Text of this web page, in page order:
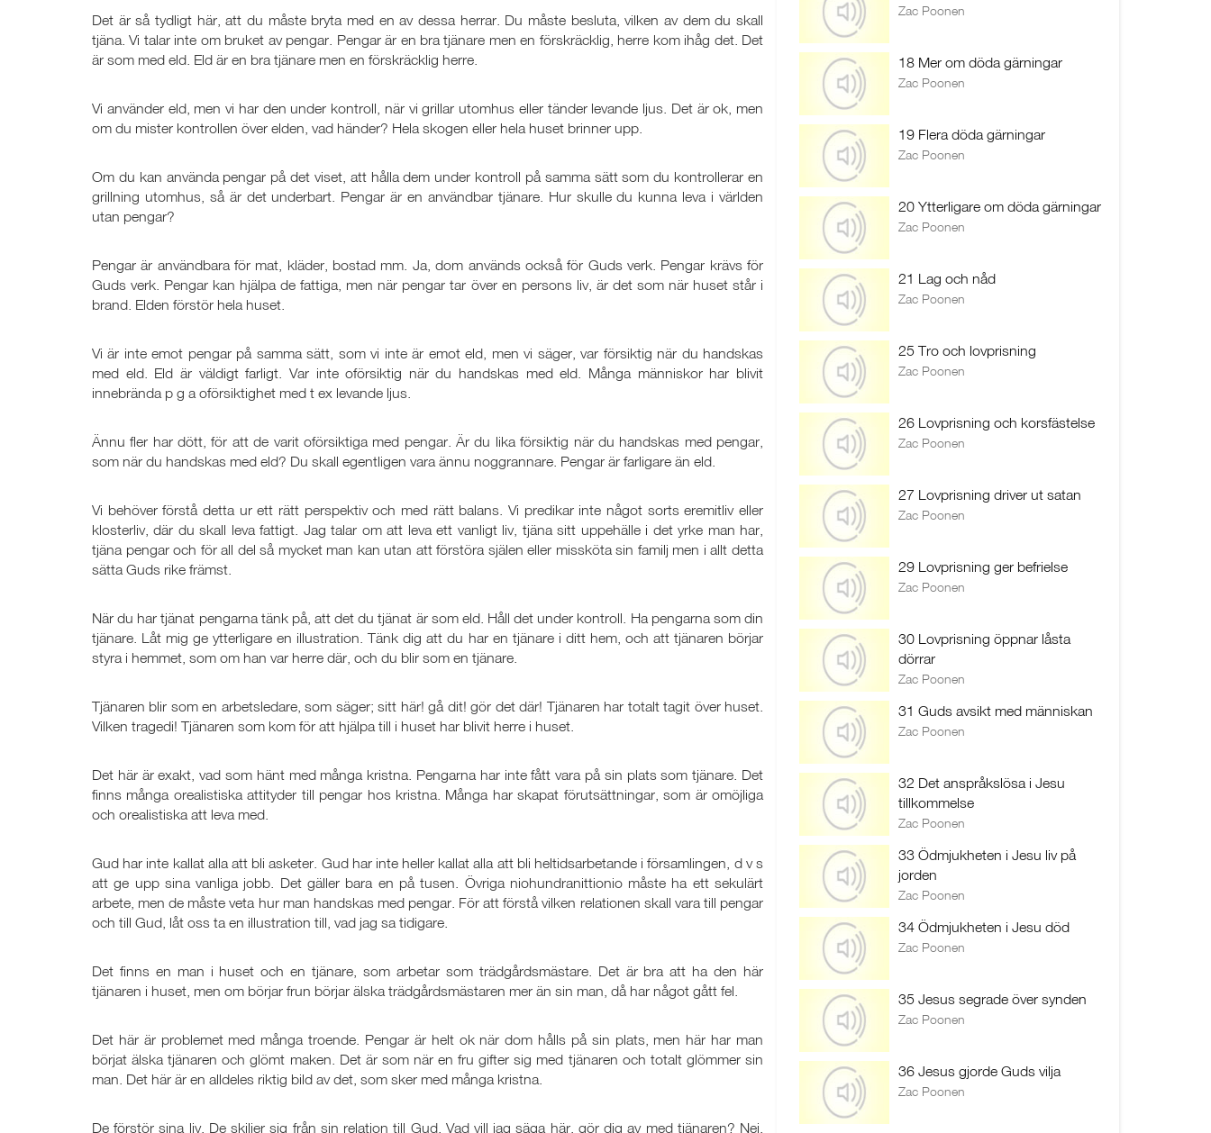
Det är så tydligt här, att du måste bryta med en av dessa herrar. Du måste besluta, vilken av dem du skall
tjäna. Vi talar inte om bruket av pengar. Pengar är en bra tjänare men en förskräcklig, herre kom ihåg det. Det
är som med eld. Eld är en bra tjänare men en förskräcklig herre.
Vi använder eld, men vi har den under kontroll, när vi grillar utomhus eller tänder levande ljus. Det är ok, men
om du mister kontrollen över elden, vad händer? Hela skogen eller hela huset brinner upp.
Om du kan använda pengar på det viset, att hålla dem under kontroll på samma sätt som du kontrollerar en
grillning utomhus, så är det underbart. Pengar är en användbar tjänare. Hur skulle du kunna leva i världen
utan pengar?
Pengar är användbara för mat, kläder, bostad mm. Ja, dom används också för Guds verk. Pengar krävs för
Guds verk. Pengar kan hjälpa de fattiga, men när pengar tar över en persons liv, är det som när huset står i
brand. Elden förstör hela huset.
Vi är inte emot pengar på samma sätt, som vi inte är emot eld, men vi säger, var försiktig när du handskas
med eld. Eld är väldigt farligt. Var inte oförsiktig när du handskas med eld. Många människor har blivit
innebrända p g a oförsiktighet med t ex levande ljus.
Ännu fler har dött, för att de varit oförsiktiga med pengar. Är du lika försiktig när du handskas med pengar,
som när du handskas med eld? Du skall egentligen vara ännu noggrannare. Pengar är farligare än eld.
Vi behöver förstå detta ur ett rätt perspektiv och med rätt balans. Vi predikar inte något sorts eremitliv eller
klosterliv, där du skall leva fattigt. Jag talar om att leva ett vanligt liv, tjäna sitt uppehälle i det yrke man har,
tjäna pengar och för all del så mycket man kan utan att förstöra själen eller missköta sin familj men i allt detta
sätta Guds rike främst.
När du har tjänat pengarna tänk på, att det du tjänat är som eld. Håll det under kontroll. Ha pengarna som din
tjänare. Låt mig ge ytterligare en illustration. Tänk dig att du har en tjänare i ditt hem, och att tjänaren börjar
styra i hemmet, som om han var herre där, och du blir som en tjänare.
Tjänaren blir som en arbetsledare, som säger; sitt här! gå dit! gör det där! Tjänaren har totalt tagit över huset.
Vilken tragedi! Tjänaren som kom för att hjälpa till i huset har blivit herre i huset.
Det här är exakt, vad som hänt med många kristna. Pengarna har inte fått vara på sin plats som tjänare. Det
finns många orealistiska attityder till pengar hos kristna. Många har skapat förutsättningar, som är omöjliga
och orealistiska att leva med.
Gud har inte kallat alla att bli asketer. Gud har inte heller kallat alla att bli heltidsarbetande i församlingen, d v s
att ge upp sina vanliga jobb. Det gäller bara en på tusen. Övriga niohundranittionio måste ha ett sekulärt
arbete, men de måste veta hur man handskas med pengar. För att förstå vilken relationen skall vara till pengar
och till Gud, låt oss ta en illustration till, vad jag sa tidigare.
Det finns en man i huset och en tjänare, som arbetar som trädgårdsmästare. Det är bra att ha den här
tjänaren i huset, men om börjar frun börjar älska trädgårdsmästaren mer än sin man, då har något gått fel.
Det här är problemet med många troende. Pengar är helt ok när dom hålls på sin plats, men här har man
börjat älska tjänaren och glömt maken. Det är som när en fru gifter sig med tjänaren och totalt glömmer sin
man. Det här är en alldeles riktig bild av det, som sker med många kristna.
De förstör sina liv. De skiljer sig från sin relation till Gud. Vad vill jag säga här, gör dig av med tjänaren? Nej,
Zac Poonen
18 Mer om döda gärningar
Zac Poonen
19 Flera döda gärningar
Zac Poonen
20 Ytterligare om döda gärningar
Zac Poonen
21 Lag och nåd
Zac Poonen
25 Tro och lovprisning
Zac Poonen
26 Lovprisning och korsfästelse
Zac Poonen
27 Lovprisning driver ut satan
Zac Poonen
29 Lovprisning ger befrielse
Zac Poonen
30 Lovprisning öppnar låsta
dörrar
Zac Poonen
31 Guds avsikt med människan
Zac Poonen
32 Det anspråkslösa i Jesu
tillkommelse
Zac Poonen
33 Ödmjukheten i Jesu liv på
jorden
Zac Poonen
34 Ödmjukheten i Jesu död
Zac Poonen
35 Jesus segrade över synden
Zac Poonen
36 Jesus gjorde Guds vilja
Zac Poonen